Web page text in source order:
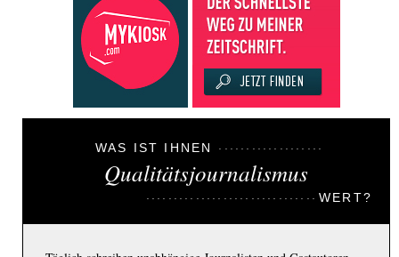
WAS IST IHNEN
Qualitätsjournalismus
WERT?